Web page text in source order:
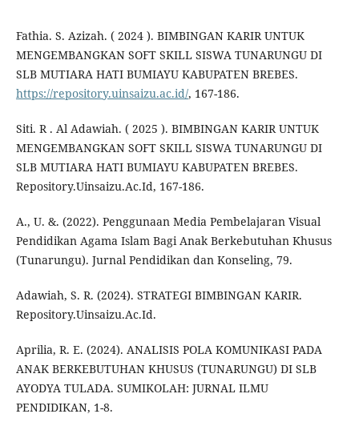
Fathia. S. Azizah. ( 2024 ). BIMBINGAN KARIR UNTUK
MENGEMBANGKAN SOFT SKILL SISWA TUNARUNGU DI
SLB MUTIARA HATI BUMIAYU KABUPATEN BREBES.
https://repository.uinsaizu.ac.id/, 167-186.
Siti. R . Al Adawiah. ( 2025 ). BIMBINGAN KARIR UNTUK
MENGEMBANGKAN SOFT SKILL SISWA TUNARUNGU DI
SLB MUTIARA HATI BUMIAYU KABUPATEN BREBES.
Repository.Uinsaizu.Ac.Id, 167-186.
A., U. &. (2022). Penggunaan Media Pembelajaran Visual
Pendidikan Agama Islam Bagi Anak Berkebutuhan Khusus
(Tunarungu). Jurnal Pendidikan dan Konseling, 79.
Adawiah, S. R. (2024). STRATEGI BIMBINGAN KARIR.
Repository.Uinsaizu.Ac.Id.
Aprilia, R. E. (2024). ANALISIS POLA KOMUNIKASI PADA
ANAK BERKEBUTUHAN KHUSUS (TUNARUNGU) DI SLB
AYODYA TULADA. SUMIKOLAH: JURNAL ILMU
PENDIDIKAN, 1-8.